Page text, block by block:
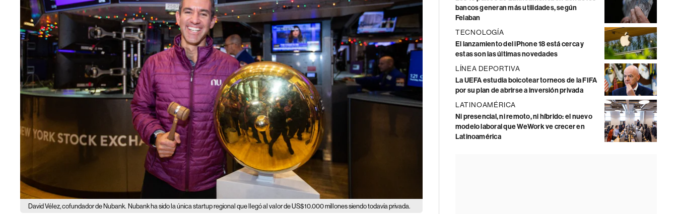
David Vélez, cofundador de Nubank. Nubank ha sido la única startup regional que llegó al valor de US$10.000 millones siendo todavía privada.
bancos generan más utilidades, según
Felaban
TECNOLOGÍA
El lanzamiento del iPhone 18 está cerca y
estas son las últimas novedades
LÍNEA DEPORTIVA
La UEFA estudia boicotear torneos de la FIFA
por su plan de abrirse a inversión privada
LATINOAMÉRICA
Ni presencial, ni remoto, ni híbrido: el nuevo
modelo laboral que WeWork ve crecer en
Latinoamérica